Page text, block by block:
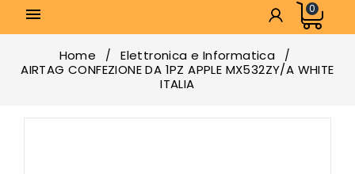
 0
Home
Elettronica e Informatica
AIRTAG CONFEZIONE DA 1PZ APPLE MX532ZY/A WHITE
ITALIA